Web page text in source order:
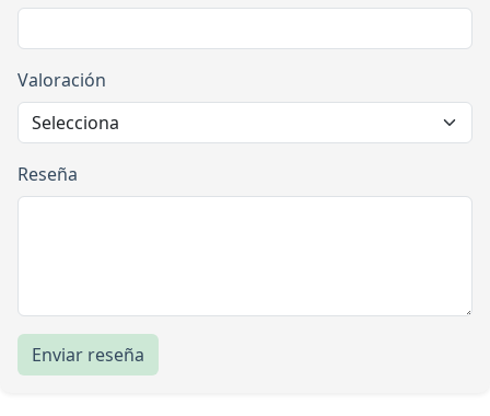
Valoración
Reseña
Enviar reseña